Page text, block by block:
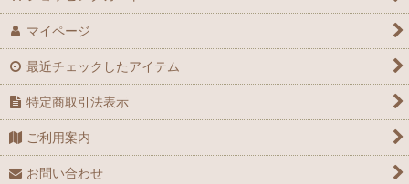
マイページ
最近チェックしたアイテム
特定商取引法表示
ご利用案内
お問い合わせ